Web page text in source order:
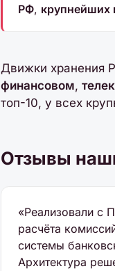
РФ, крупнейших
Движки хранения
финансовом,
топ-10, у всех
Отзывы
«Реализовали с
расчёта
системы
Архитектура